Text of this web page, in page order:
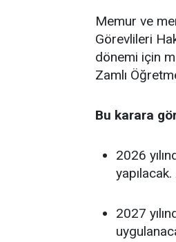
Memur ve
Görevlileri
dönemi için
Zamlı
Bu karara
2026
2027